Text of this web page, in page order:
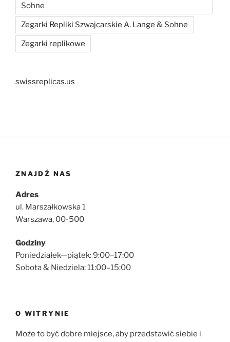
Sohne
Zegarki Repliki Szwajcarskie A. Lange & Sohne
Zegarki replikowe
swissreplicas.us
ZNAJDŹ NAS
Adres
ul. Marszałkowska 1
Warszawa, 00-500
Godziny
Poniedziałek—piątek: 9:00–17:00
Sobota & Niedziela: 11:00–15:00
O WITRYNIE
Może to być dobre miejsce, aby przedstawić siebie i